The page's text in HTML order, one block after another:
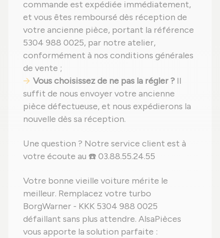
commande est expédiée immédiatement,
et vous êtes remboursé dès réception de
votre ancienne pièce, portant la référence
5304 988 0025, par notre atelier,
conformément à nos conditions générales
de vente ;
Vous choisissez de ne pas la régler ? Il
suffit de nous envoyer votre ancienne
pièce défectueuse, et nous expédierons la
nouvelle dès sa réception.
Une question ? Notre service client est à
votre écoute au ☎️ 03.88.55.24.55
Votre bonne vieille voiture mérite le
meilleur. Remplacez votre turbo
BorgWarner - KKK 5304 988 0025
défaillant sans plus attendre. AlsaPièces
vous apporte la solution parfaite :